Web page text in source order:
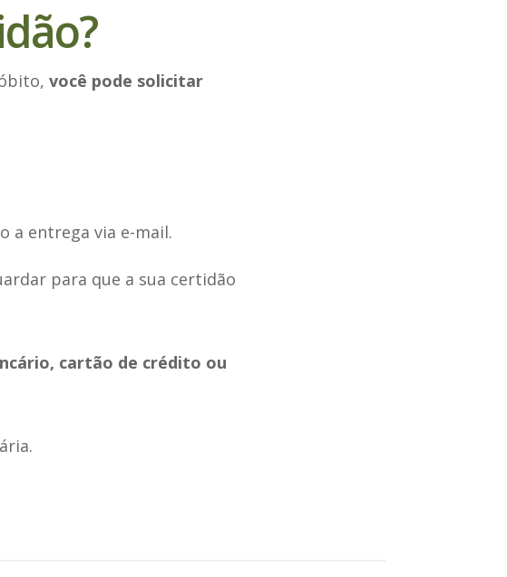
você pode solicitar
a entrega via e-mail.
para que a sua certidão
cartão de crédito ou